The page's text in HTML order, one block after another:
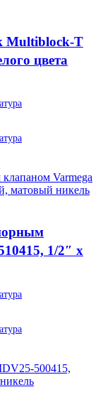
Multiblock-Т
цвета
1/2″ x